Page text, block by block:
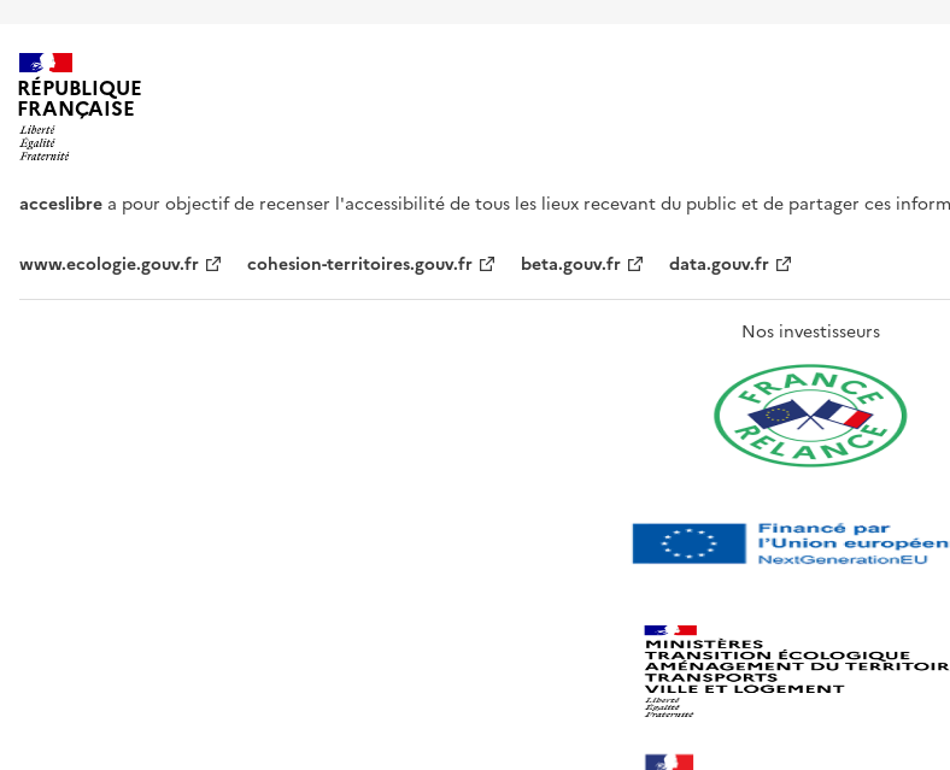
RÉPUBLIQUE
FRANÇAISE
acceslibre a pour objectif de recenser l'accessibilité de tous les lieux recevant du public et de partager ces
www.ecologie.gouv.fr cohesion-territoires.gouv.fr beta.gouv.fr data.gouv.fr
Nos investisseurs